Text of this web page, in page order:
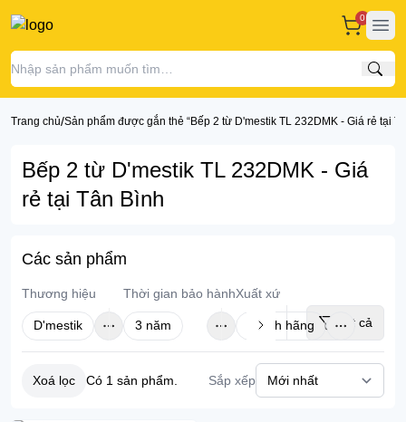
0
Tìm
Trang chủ/Sản phẩm được gắn thẻ “Bếp 2 từ D'mestik TL 232DMK - Giá rẻ tại
Bếp 2 từ D'mestik TL 232DMK - Giá
rẻ tại Tân Bình
Các sản phẩm
Thương hiệu
D'mestik
Thời gian bảo hành
3 năm
Xuất xứ
Chính hãng Tất cả
Xoá lọc Có 1 sản phẩm. Sắp xếp